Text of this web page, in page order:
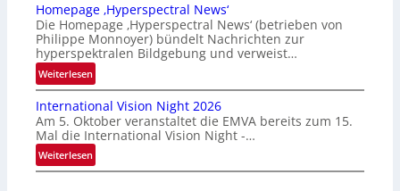
Homepage ‚Hyperspectral News‘
Die Homepage ‚Hyperspectral News‘ (betrieben von
Philippe Monnoyer) bündelt Nachrichten zur
hyperspektralen Bildgebung und verweist…
Weiterlesen:
H
o
m
e
p
a
International Vision Night 2026
Am 5. Oktober veranstaltet die EMVA bereits zum 15.
Mal die International Vision Night -…
Weiterlesen:
I